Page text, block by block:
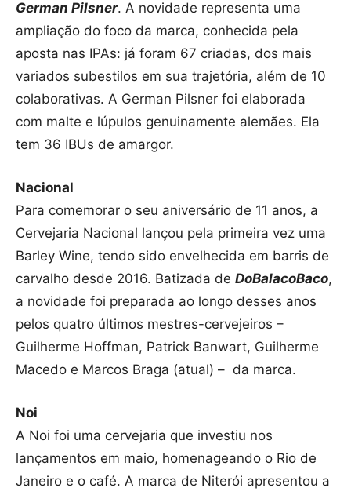
German Pilsner. A novidade representa uma
ampliação do foco da marca, conhecida pela
aposta nas IPAs: já foram 67 criadas, dos mais
variados subestilos em sua trajetória, além de 10
colaborativas. A German Pilsner foi elaborada
com malte e lúpulos genuinamente alemães. Ela
tem 36 IBUs de amargor.
Nacional
Para comemorar o seu aniversário de 11 anos, a
Cervejaria Nacional lançou pela primeira vez uma
Barley Wine, tendo sido envelhecida em barris de
carvalho desde 2016. Batizada de DoBalacoBaco,
a novidade foi preparada ao longo desses anos
pelos quatro últimos mestres-cervejeiros –
Guilherme Hoffman, Patrick Banwart, Guilherme
Macedo e Marcos Braga (atual) – da marca.
Noi
A Noi foi uma cervejaria que investiu nos
lançamentos em maio, homenageando o Rio de
Janeiro e o café. A marca de Niterói apresentou a